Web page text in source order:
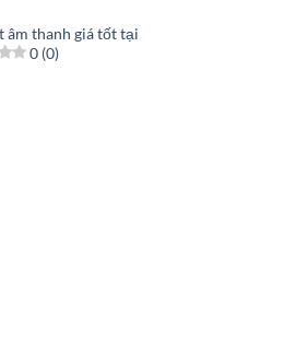
âm thanh giá tốt tại
0 (0)